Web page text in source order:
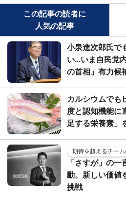
この記事の読者に
人気の記事
小泉進次郎氏で
い...いま自民党
の首相」有力候
カルシウムでも
度と認知機能に
足する栄養素」
期待を超えるチーム
「さすが」の
動。新しい価値
挑戦